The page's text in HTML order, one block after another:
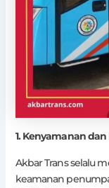
1. Kenyamanan
Akbar Trans selalu
keamanan